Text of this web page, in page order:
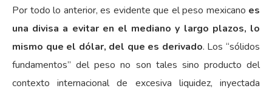
Por todo lo anterior, es evidente que el peso mexicano es
una divisa a evitar en el mediano y largo plazos, lo
mismo que el dólar, del que es derivado. Los “sólidos
fundamentos” del peso no son tales sino producto del
contexto internacional de excesiva liquidez, inyectada